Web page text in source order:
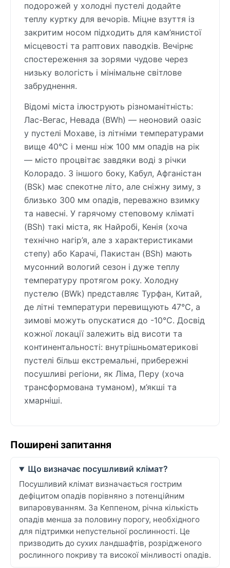
подорожей у холодні пустелі додайте
теплу куртку для вечорів. Міцне взуття із
закритим носом підходить для кам’янистої
місцевості та раптових паводків. Вечірнє
спостереження за зорями чудове через
низьку вологість і мінімальне світлове
забруднення.
Відомі міста ілюструють різноманітність:
Лас-Вегас, Невада (BWh) — неоновий оазіс
у пустелі Мохаве, із літніми температурами
вище 40°C і менш ніж 100 мм опадів на рік
— місто процвітає завдяки воді з річки
Колорадо. З іншого боку, Кабул, Афганістан
(BSk) має спекотне літо, але сніжну зиму, з
близько 300 мм опадів, переважно взимку
та навесні. У гарячому степовому кліматі
(BSh) такі міста, як Найробі, Кенія (хоча
технічно нагір’я, але з характеристиками
степу) або Карачі, Пакистан (BSh) мають
мусонний вологий сезон і дуже теплу
температуру протягом року. Холодну
пустелю (BWk) представляє Турфан, Китай,
де літні температури перевищують 47°C, а
зимові можуть опускатися до -10°C. Досвід
кожної локації залежить від висоти та
континентальності: внутрішньоматерикові
пустелі більш екстремальні, прибережні
посушливі регіони, як Ліма, Перу (хоча
трансформована туманом), м’якші та
хмарніші.
Поширені запитання
Що визначає посушливий клімат?
Посушливий клімат визначається гострим
дефіцитом опадів порівняно з потенційним
випаровуванням. За Кеппеном, річна кількість
опадів менша за половину порогу, необхідного
для підтримки непустельної рослинності. Це
призводить до сухих ландшафтів, розрідженого
рослинного покриву та високої мінливості опадів.